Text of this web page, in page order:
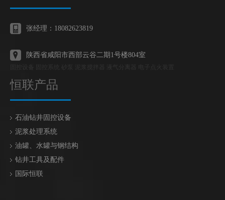
张经理：18082623819
陕西省咸阳市西部云谷二期1号楼804室
恒联产品
石油钻井固控设备
泥浆处理系统
油罐、水罐与钢结构
钻井工具及配件
国际恒联